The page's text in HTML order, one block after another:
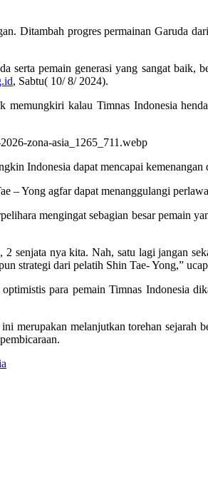
Ditambah progres permainan Garuda
serta pemain generasi yang sangat baik,
, Sabtu( 10/ 8/ 2024).
kalau Timnas Indonesia
Indonesia dapat mencapai
– Yong agfar dapat menanggulangi
mengingat sebagian besar pemain
senjata nya kita. Nah, satu lagi jangan
strategi dari pelatih Shin Tae- Yong,”
para pemain Timnas Indonesia
merupakan melanjutkan torehan sejarah